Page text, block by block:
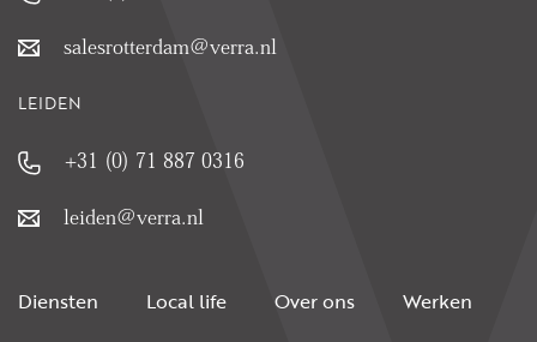
salesrotterdam@verra.nl
LEIDEN
+31 (0) 71 887 0316
leiden@verra.nl
Diensten Local life Over ons Werken